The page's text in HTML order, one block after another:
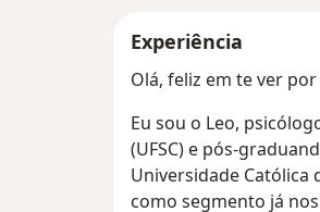
Experiência
Olá, feliz em te ver
Eu sou o Leo,
(UFSC) e pós-
Universidade Católica
como segmento já